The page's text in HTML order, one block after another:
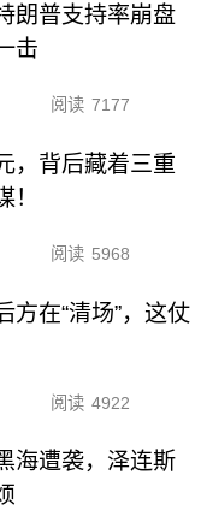
朗普支持率崩盘
击
阅读 7177
，背后藏着三重
！
阅读 5968
方在“清场”，这仗
阅读 4922
海遭袭，泽连斯